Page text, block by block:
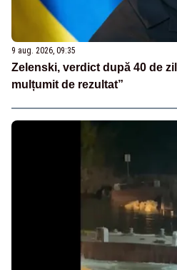
9 aug. 2026, 09:35
Zelenski, verdict după 40 de
mulțumit de rezultat”